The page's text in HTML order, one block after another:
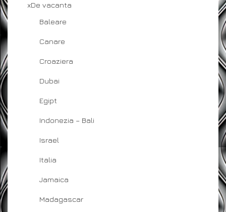
xDe vacanta
Baleare
Canare
Croaziera
Dubai
Egipt
Indonezia – Bali
Israel
Italia
Jamaica
Madagascar